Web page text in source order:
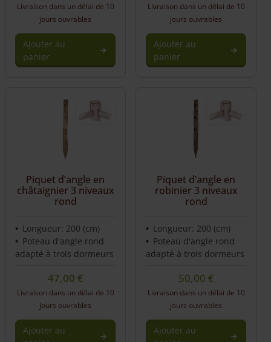
Livraison dans un délai de 10
jours ouvrables
Ajouter au
panier
Livraison dans un délai de 10
jours ouvrables
Ajouter au
panier
Piquet d’angle en
châtaignier 3 niveaux
rond
Longueur: 200 (cm)
Poteau d'angle rond
adapté à trois dormeurs
47,00 €
Livraison dans un délai de 10
jours ouvrables
Ajouter au
Piquet d’angle en
robinier 3 niveaux
rond
Longueur: 200 (cm)
Poteau d'angle rond
adapté à trois dormeurs
50,00 €
Livraison dans un délai de 10
jours ouvrables
Ajouter au